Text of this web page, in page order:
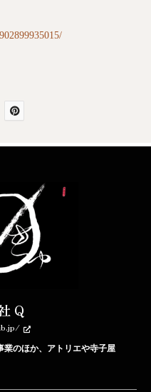
Q
業のほか、アトリエや寺子屋